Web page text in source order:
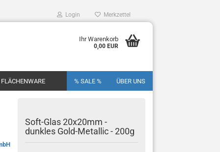
Login Merkzettel
Ihr Warenkorb
0,00 EUR
FLÄCHENWARE % SALE % ÜBER UNS
Soft-Glas 20x20mm -
dunkles Gold-Metallic - 200g